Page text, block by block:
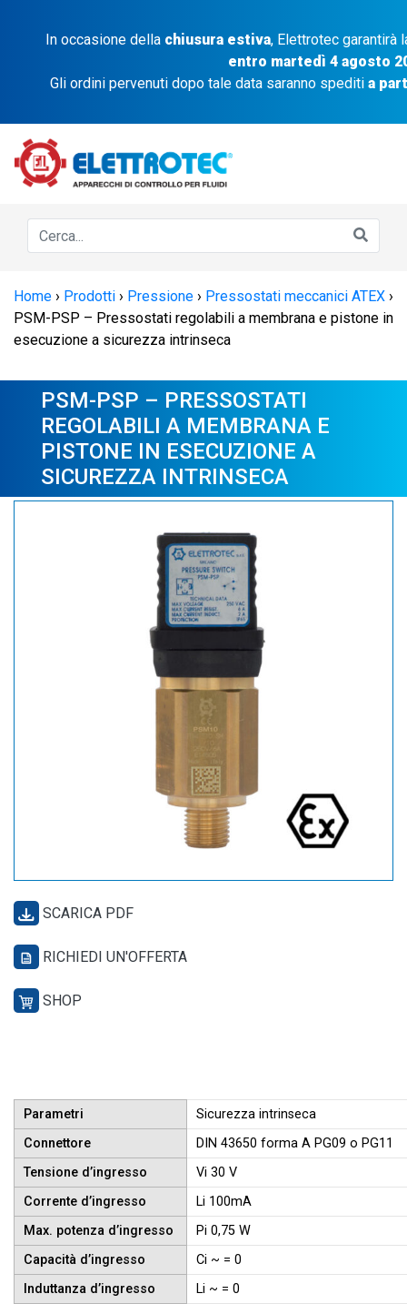
In occasione della chiusura estiva, Elettrotec garantirà
entro martedì 4 agosto
Gli ordini pervenuti dopo tale data saranno spediti a
Home › Prodotti › Pressione › Pressostati meccanici ATEX ›
PSM-PSP – Pressostati regolabili a membrana e pistone in
esecuzione a sicurezza intrinseca
PSM-PSP – PRESSOSTATI
REGOLABILI A MEMBRANA E
PISTONE IN ESECUZIONE A
SICUREZZA INTRINSECA
SCARICA PDF
RICHIEDI UN'OFFERTA
SHOP
Parametri
Sicurezza intrinseca
Connettore
DIN 43650 forma A PG09 o PG11
Tensione d’ingresso
Vi 30 V
Corrente d’ingresso
Li 100mA
Max. potenza d’ingresso
Pi 0,75 W
Capacità d’ingresso
Ci ~ = 0
Induttanza d’ingresso
Li ~ = 0